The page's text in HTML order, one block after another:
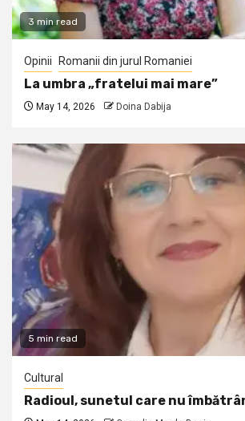
3 min read
Opinii Romanii din jurul Romaniei
La umbra „fratelui mai mare”
May 14, 2026 Doina Dabija
5 min read
Cultural
Radioul, sunetul care nu